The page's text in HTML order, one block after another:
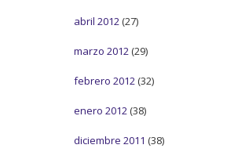
abril 2012 (27)
marzo 2012 (29)
febrero 2012 (32)
enero 2012 (38)
diciembre 2011 (38)